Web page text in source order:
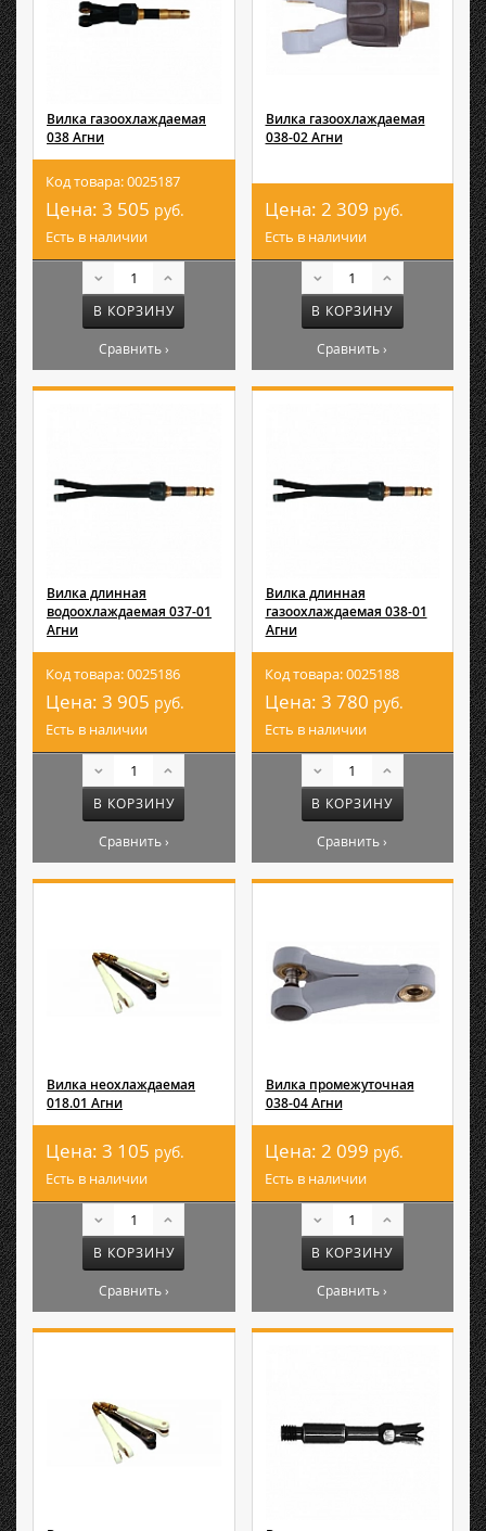
Вилка газоохлаждаемая
038 Агни
Код товара: 0025187
Цена: 3 505 руб.
Есть в наличии
В КОРЗИНУ
Сравнить ›
Вилка газоохлаждаемая
038-02 Агни
Цена: 2 309 руб.
Есть в наличии
В КОРЗИНУ
Сравнить ›
Вилка длинная
водоохлаждаемая 037-01
Агни
Код товара: 0025186
Цена: 3 905 руб.
Есть в наличии
В КОРЗИНУ
Сравнить ›
Вилка длинная
газоохлаждаемая 038-01
Агни
Код товара: 0025188
Цена: 3 780 руб.
Есть в наличии
В КОРЗИНУ
Сравнить ›
Вилка неохлаждаемая
018.01 Агни
Цена: 3 105 руб.
Есть в наличии
В КОРЗИНУ
Сравнить ›
Вилка промежуточная
038-04 Агни
Цена: 2 099 руб.
Есть в наличии
В КОРЗИНУ
Сравнить ›